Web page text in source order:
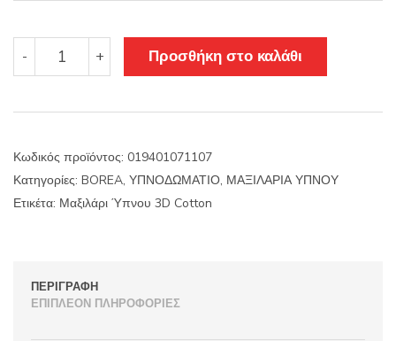
21.03€.είναι:
17.90€.
-
Μαξιλάρι
Ύπνου
+ Προσθήκη στο καλάθι
Κωδικός προϊόντος: 019401071107
Κατηγορίες: BOREA, ΥΠΝΟΔΩΜΑΤΙΟ, ΜΑΞΙΛΑΡΙΑ ΥΠΝΟΥ
Ετικέτα: Μαξιλάρι Ύπνου 3D Cotton
ΠΕΡΙΓΡΑΦΉ
ΕΠΙΠΛΈΟΝ ΠΛΗΡΟΦΟΡΊΕΣ